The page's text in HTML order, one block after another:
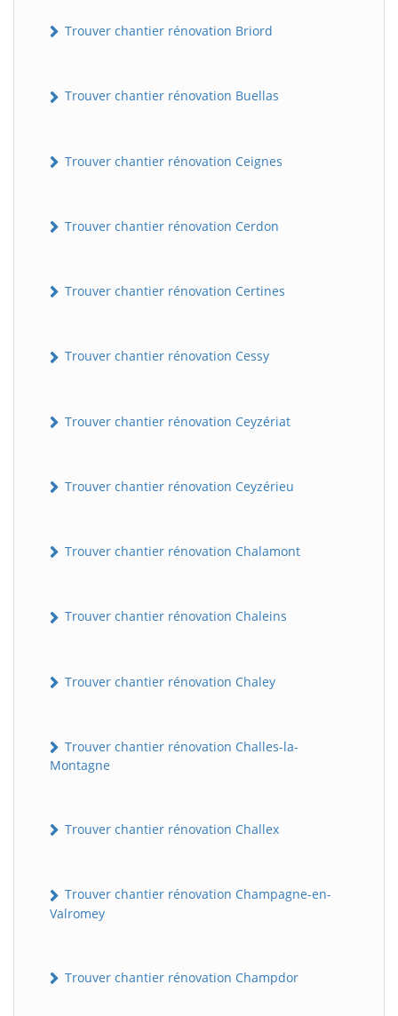
Trouver chantier rénovation Briord
Trouver chantier rénovation Buellas
Trouver chantier rénovation Ceignes
Trouver chantier rénovation Cerdon
Trouver chantier rénovation Certines
Trouver chantier rénovation Cessy
Trouver chantier rénovation Ceyzériat
Trouver chantier rénovation Ceyzérieu
Trouver chantier rénovation Chalamont
Trouver chantier rénovation Chaleins
Trouver chantier rénovation Chaley
Trouver chantier rénovation Challes-la-
Montagne
Trouver chantier rénovation Challex
Trouver chantier rénovation Champagne-en-
Valromey
Trouver chantier rénovation Champdor